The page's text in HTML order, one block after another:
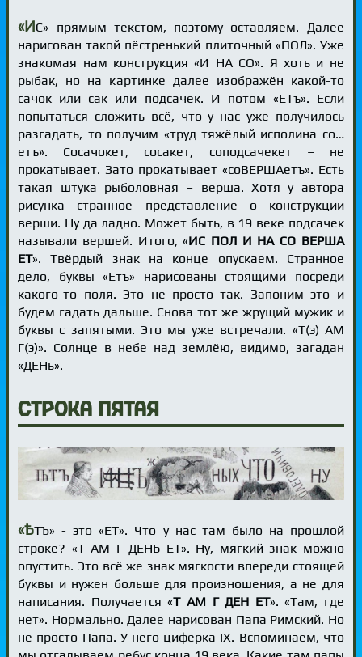
«ИС» прямым текстом, поэтому оставляем. Далее
нарисован такой пёстренький плиточный «ПОЛ». Уже
знакомая нам конструкция «И НА СО». Я хоть и не
рыбак, но на картинке далее изображён какой-то
сачок или сак или подсачек. И потом «ЕТъ». Если
попытаться сложить всё, что у нас уже получилось
разгадать, то получим «труд тяжёлый исполина со…
етъ». Сосачокет, сосакет, соподсачекет – не
прокатывает. Зато прокатывает «соВЕРШАетъ». Есть
такая штука рыболовная – верша. Хотя у автора
рисунка странное представление о конструкции
верши. Ну да ладно. Может быть, в 19 веке подсачек
называли вершей. Итого, «ИС ПОЛ И НА СО ВЕРША
ЕТ». Твёрдый знак на конце опускаем. Странное
дело, буквы «Етъ» нарисованы стоящими посреди
какого-то поля. Это не просто так. Запоним это и
будем гадать дальше. Снова тот же жрущий мужик и
буквы с запятыми. Это мы уже встречали. «Т(э) АМ
Г(э)». Солнце в небе над землёю, видимо, загадан
«ДЕНь».
Строка пятая
«ѢТЪ» - это «ЕТ». Что у нас там было на прошлой
строке? «Т АМ Г ДЕНЬ ЕТ». Ну, мягкий знак можно
опустить. Это всё же знак мягкости впереди стоящей
буквы и нужен больше для произношения, а не для
написания. Получается «Т АМ Г ДЕН ЕТ». «Там, где
нет». Нормально. Далее нарисован Папа Римский. Но
не просто Папа. У него циферка IX. Вспоминаем, что